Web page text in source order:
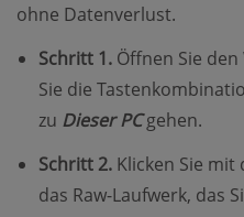
ohne Datenverlust.
Schritt 1. Öffnen Sie
Sie die
zu Dieser PCgehen.
Schritt 2. Klicken Sie
das Raw-Laufwerk, das